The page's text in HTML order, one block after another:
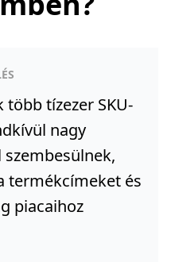
több tízezer SKU-
nagy
termékcímeket és
piacaihoz